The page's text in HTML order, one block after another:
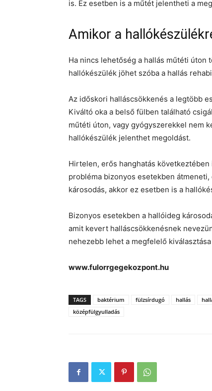
is. Ez esetben is a műtét jelentheti a
Amikor a
Ha nincs lehetőség a hallás műtéti úton
hallókészülék jöhet szóba a hallás
Az időskori halláscsökkenés a legtöbb
Kiváltó oka a belső fülben található
műtéti úton, vagy gyógyszerekkel nem
hallókészülék jelenthet megoldást.
Hirtelen, erős hanghatás
probléma bizonyos esetekben
károsodás, akkor ez esetben is a
Bizonyos esetekben a hallóideg
amit kevert halláscsökkenésnek
nehezebb lehet a megfelelő
www.fulorrgegekozpont.hu
TAGS baktérium fülzsírdugó hallás
középfülgyulladás